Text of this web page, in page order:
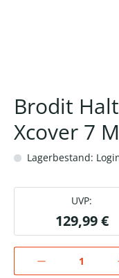
Brodit
Xcover 7
Lagerbestand:
UVP:
129,99 €